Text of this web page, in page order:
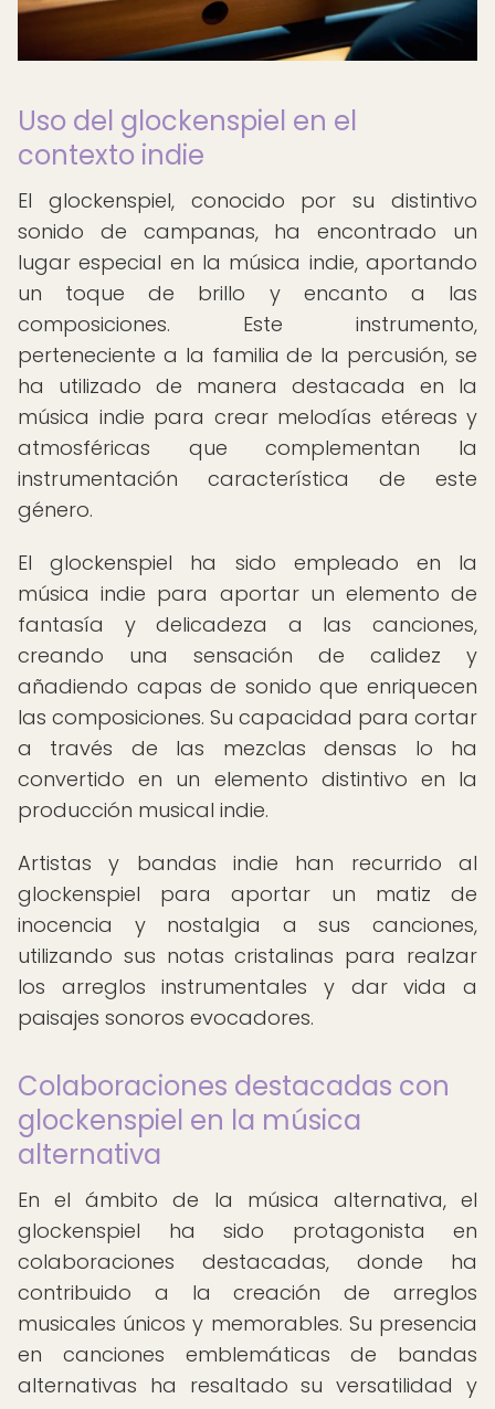
Uso del glockenspiel en el
contexto indie
El glockenspiel, conocido por su distintivo
sonido de campanas, ha encontrado un
lugar especial en la música indie, aportando
un toque de brillo y encanto a las
composiciones. Este instrumento,
perteneciente a la familia de la percusión, se
ha utilizado de manera destacada en la
música indie para crear melodías etéreas y
atmosféricas que complementan la
instrumentación característica de este
género.
El glockenspiel ha sido empleado en la
música indie para aportar un elemento de
fantasía y delicadeza a las canciones,
creando una sensación de calidez y
añadiendo capas de sonido que enriquecen
las composiciones. Su capacidad para cortar
a través de las mezclas densas lo ha
convertido en un elemento distintivo en la
producción musical indie.
Artistas y bandas indie han recurrido al
glockenspiel para aportar un matiz de
inocencia y nostalgia a sus canciones,
utilizando sus notas cristalinas para realzar
los arreglos instrumentales y dar vida a
paisajes sonoros evocadores.
Colaboraciones destacadas con
glockenspiel en la música
alternativa
En el ámbito de la música alternativa, el
glockenspiel ha sido protagonista en
colaboraciones destacadas, donde ha
contribuido a la creación de arreglos
musicales únicos y memorables. Su presencia
en canciones emblemáticas de bandas
alternativas ha resaltado su versatilidad y